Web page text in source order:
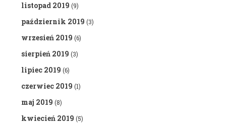
listopad 2019 (9)
październik 2019 (3)
wrzesień 2019 (6)
sierpień 2019 (3)
lipiec 2019 (6)
czerwiec 2019 (1)
maj 2019 (8)
kwiecień 2019 (5)